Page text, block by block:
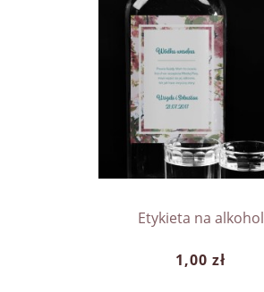
Etykieta na alkohol
1,00 zł